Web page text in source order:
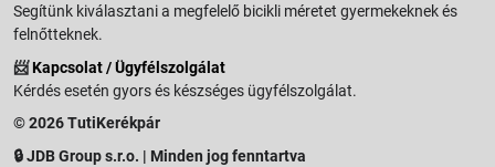
Segítünk kiválasztani a megfelelő bicikli méretet gyermekeknek és
felnőtteknek.
📨Kapcsolat / Ügyfélszolgálat
Kérdés esetén gyors és készséges ügyfélszolgálat.
© 2026 TutiKerékpár
🔒 JDB Group s.r.o. | Minden jog fenntartva